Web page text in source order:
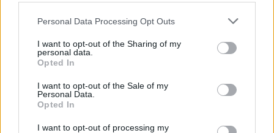
Please note that this website/app uses one or more Google
not limited to your visit or usage behaviour. You may click to
grant or deny consent to Google and its third-party tags to
use your data for below specified purposes in below Google
consent section.
Personal Data Processing Opt Outs
I want to opt-out of the Sharing of my
personal data.
Opted In
I want to opt-out of the Sale of my
Personal Data.
Opted In
I want to opt-out of processing my
Walger, aki állítólag a sztorit elolvasva
közölte ügynökével, hogy mindenképp
a Lostban Charlie-ként megismert exhobbit
(ő volt Trufa is a Gyűrűk Urából), Dominic
szerepben, kicsit nehéz is megszokni. Mint
ahogy Ralph Fiennes tesóját, az angliai
szerelmes Shakespeare-t, Joseph Fiennes-t is